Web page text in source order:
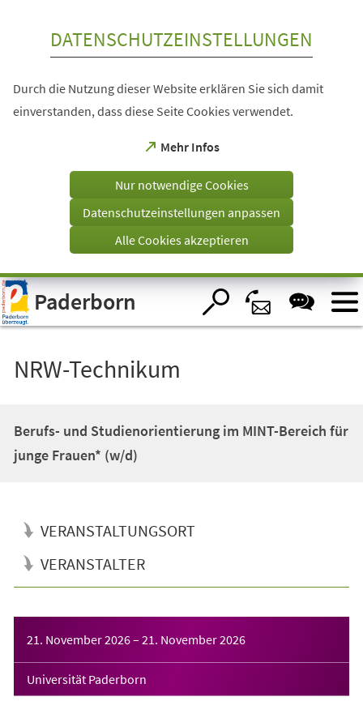
Visuelle
Assistenzsoftware
öffnen.
DATENSCHUTZEINSTELLUNGEN
Durch die Nutzung dieser Website erklären Sie sich damit
einverstanden, dass diese Seite Cookies verwendet.
Mehr Infos
(Öffnet
einem
Tab)
Nur notwendige Cookies
Datenschutzeinstellungen anpassen
Alle Cookies akzeptieren
Paderborn
NRW-Technikum
Berufs- und Studienorientierung im MINT-Bereich für
junge Frauen* (w/d)
VERANSTALTUNGSORT
VERANSTALTER
21. November 2026– 21. November 2026
Universität Paderborn